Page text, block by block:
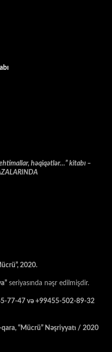
həqiqətlər…” kitabı –
2020.
seriyasında nəşr edilmişdir.
77-47 və +99455-502-89-32
“Mücrü” Nəşriyyatı / 2020